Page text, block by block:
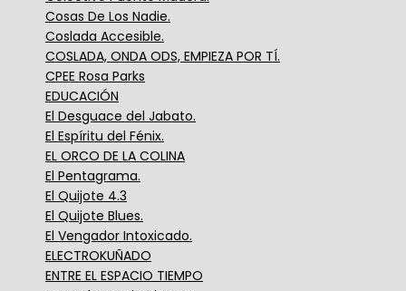
Cosas De Los Nadie.
Coslada Accesible.
COSLADA, ONDA ODS, EMPIEZA POR TÍ.
CPEE Rosa Parks
EDUCACIÓN
El Desguace del Jabato.
El Espíritu del Fénix.
EL ORCO DE LA COLINA
El Pentagrama.
El Quijote 4.3
El Quijote Blues.
El Vengador Intoxicado.
ELECTROKUÑADO
ENTRE EL ESPACIO TIEMPO